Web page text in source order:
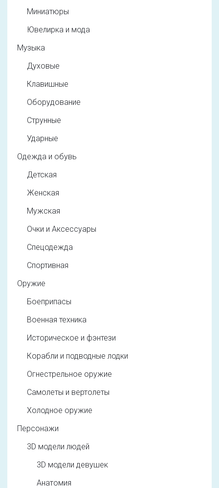
Миниатюры
Ювелирка и мода
Музыка
Духовые
Клавишные
Оборудование
Струнные
Ударные
Одежда и обувь
Детская
Женская
Мужская
Очки и Аксессуары
Спецодежда
Спортивная
Оружие
Боеприпасы
Военная техника
Историческое и фэнтези
Корабли и подводные лодки
Огнестрельное оружие
Самолеты и вертолеты
Холодное оружие
Персонажи
3D модели людей
3D модели девушек
Анатомия